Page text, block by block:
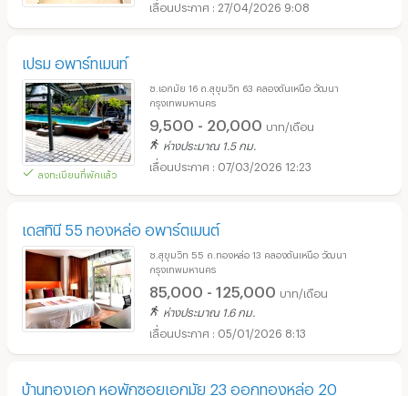
27/04/2026 9:08
เปรม อพาร์ทเมนท์
ลงทะเบียนที่พักแล้ว
ซ.เอกมัย 16 ถ.สุขุมวิท 63 คลองตันเหนือ วัฒนา
กรุงเทพมหานคร
9,500 - 20,000 บาท/เดือน
ห่างประมาณ 1.5 กม.
07/03/2026 12:23
เดสทินี 55 ทองหล่อ อพาร์ตเมนต์
ซ.สุขุมวิท 55 ถ.ทองหล่อ 13 คลองตันเหนือ วัฒนา
กรุงเทพมหานคร
85,000 - 125,000 บาท/เดือน
ห่างประมาณ 1.6 กม.
05/01/2026 8:13
บ้านทองเอก หอพักซอยเอกมัย 23 ออกทองหล่อ 20